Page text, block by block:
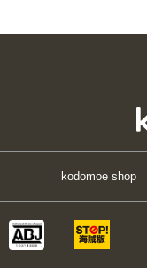
kodomoe shop